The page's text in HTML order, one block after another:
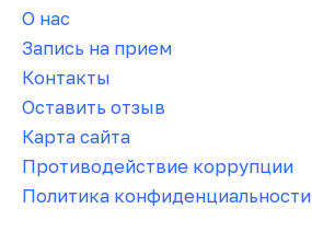
О нас
Запись на прием
Контакты
Оставить отзыв
Карта сайта
Противодействие коррупции
Политика конфиденциальности